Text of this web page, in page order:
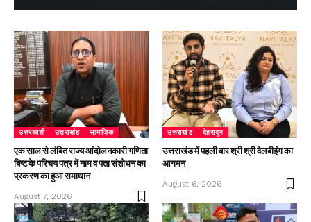
उत्तरकाशी उत्तराखंड सामाजिक
एक साल से लंबित राज्य आंदोलनकारी गणिता
बिष्ट के परिचय पत्र में नाम व पता संशोधन का
प्रकरण का हुआ समाधान
August 7, 2026
उत्तराखंड देहरादून
उत्तराखंड में पहली बार श्री श्री वेलबीइंग का
आगमन
August 6, 2026